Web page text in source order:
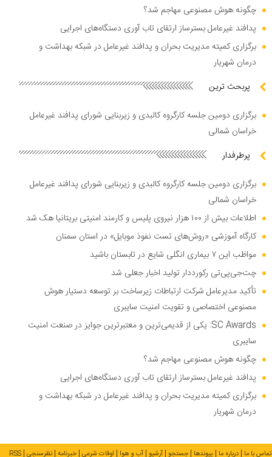
چگونه هوش مصنوعی مهاجم شد؟
پدافند غیرعامل بسترساز ارتقای تاب آوری دستگاه‌های اجرایی
برگزاری کمیته مدیریت بحران و پدافند غیرعامل در شبکه بهداشت و
درمان شهریار
پربحث ترین
برگزاری دومین جلسه کارگروه کالبدی و زیربنایی شورای پدافند غیرعامل
خراسان شمالی
پرطرفدار
برگزاری دومین جلسه کارگروه کالبدی و زیربنایی شورای پدافند غیرعامل
خراسان شمالی
اطلاعات بیش از ۱۰۰ هزار نیروی پلیس و کارمند امنیتی بریتانیا هک شد
کارگاه آموزشی «روش‌های تست نفوذ موبایل» در استان سمنان
مواظب این ۷ بیماری انگلی شایع در تابستان باشید
چت‌جی‌پی‌تی رکورددار تولید اخبار جعلی شد
تأکید مدیرعامل شرکت ارتباطات زیرساخت بر توسعه دستیار هوش
مصنوعی اختصاصی و تقویت امنیت سایبری
SC Awards: یکی از قدیمی‌ترین و معتبرترین جوایز در صنعت امنیت
سایبری
چگونه هوش مصنوعی مهاجم شد؟
پدافند غیرعامل بسترساز ارتقای تاب آوری دستگاه‌های اجرایی
برگزاری کمیته مدیریت بحران و پدافند غیرعامل در شبکه بهداشت و
درمان شهریار
تماس با ما درباره ما پیوندها جستجو آرشیو آب و هوا اوقات شرعی خبرنامه نظرسنجی RSS